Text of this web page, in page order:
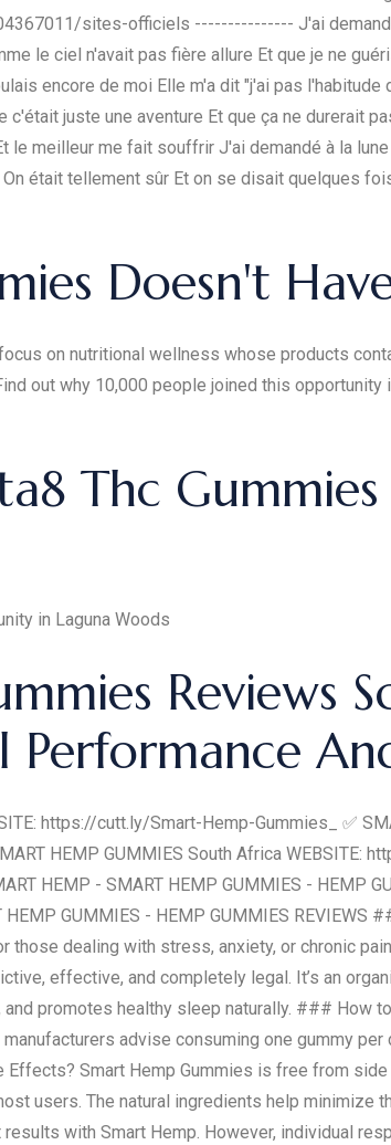
sites-officiels --------------- J'ai
le ciel n'avait pas fière allure Et que je ne
encore de moi Elle m'a dit "j'ai pas
juste une aventure Et que ça ne durerait
le meilleur me fait souffrir J'ai demandé à la
était tellement sûr Et on se disait quelques
Doesn't
on nutritional wellness whose products
out why 10,000 people joined this opportunity
Thc
in Laguna Woods
Reviews
Performance
https://cutt.ly/Smart-Hemp-Gummies_ ✅
HEMP GUMMIES South Africa WEBSITE:
HEMP - SMART HEMP GUMMIES - HEMP
GUMMIES - HEMP GUMMIES REVIEWS
dealing with stress, anxiety, or chronic
effective, and completely legal. It’s an
promotes healthy sleep naturally. ### How
advise consuming one gummy
Smart Hemp Gummies is free from
users. The natural ingredients help
with Smart Hemp. However, individual